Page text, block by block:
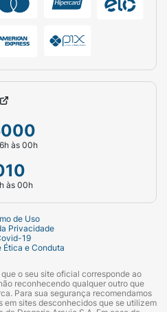
às 00h
às 00h
de Uso
Privacidade
19
Ética e Conduta
o seu site oficial corresponde ao
reconhecendo qualquer outro que
Para sua segurança recomendamos
em sites desconhecidos que se utilizem